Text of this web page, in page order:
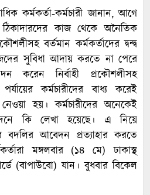
কর্মকর্তা-কর্মচারী জানান, আগে
কাজ থেকে অনৈতিক
বর্তমান কর্মকর্তাদের দ্বন্দ্ব
সুবিধা আদায় করতে না পেরে
করেন নির্বাহী প্রকৌশলীসহ
কর্মচারীদের বাধ্য করেই
হয়। কর্মচারীদের অনেকেই
কি লেখা হয়েছে। এ নিয়ে
আবেদন প্রত্যাহার করতে
মঙ্গলবার (১৪ মে) ঢাকাস্থ
(বাপাউবো) যান। বুধবার বিকেল